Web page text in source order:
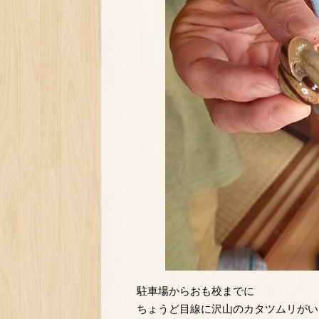
駐車場からおも校までに
ちょうど目線に沢山のカタツムリが